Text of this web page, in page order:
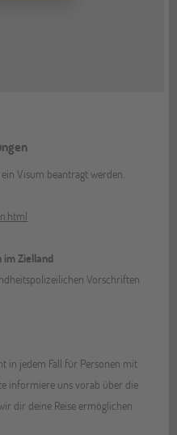
Visum beantragt werden.
im Zielland
Vorschriften
in jedem Fall für Personen mit
informiere uns vorab über die
dir deine Reise ermöglichen